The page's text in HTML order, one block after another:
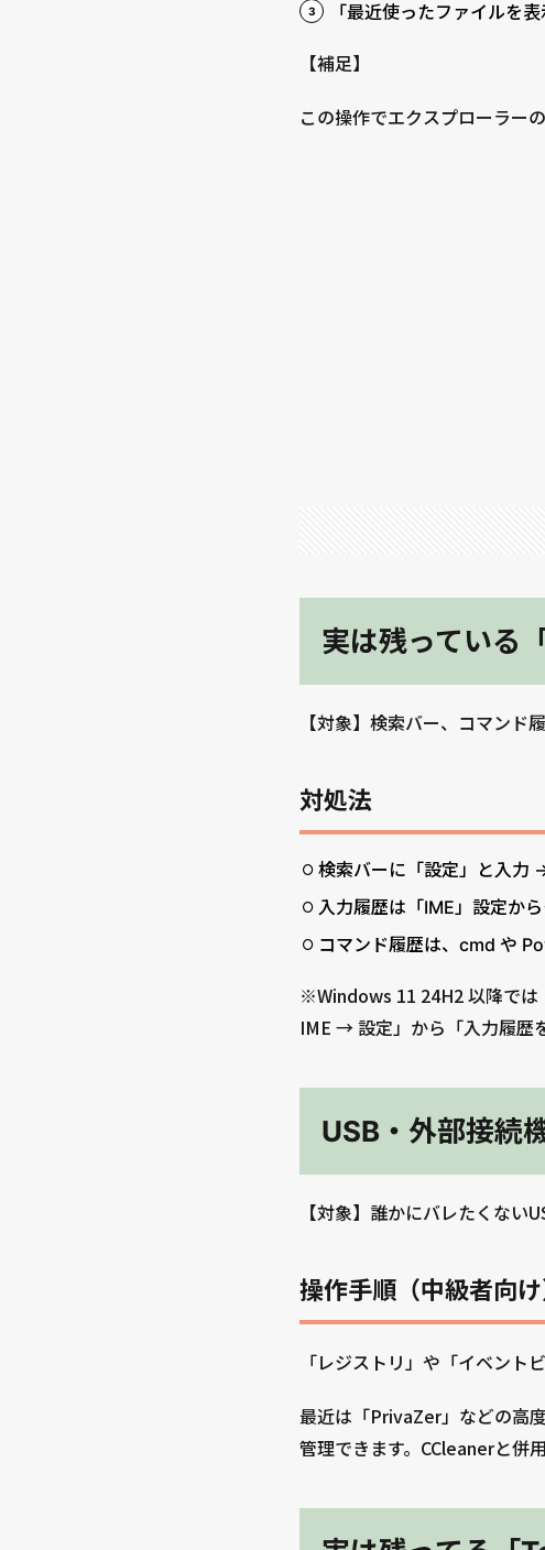
「最近使ったファイルを
【補足】
この操作でエクスプローラー
実は残っている
【対象】検索バー、コマンド
対処法
検索バーに「設定」と入力
入力履歴は「IME」設定か
コマンド履歴は、cmd や
※Windows 11 24H2 以降で
IME → 設定」から「入力履歴
USB・外部接続
【対象】誰かにバレたくない
操作手順（中級者向け
「レジストリ」や「イベント
最近は「PrivaZer」などの高
管理できます。CCleanerと併